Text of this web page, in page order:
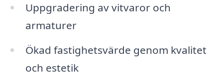
Uppgradering av vitvaror och
armaturer
Ökad fastighetsvärde genom kvalitet
och estetik